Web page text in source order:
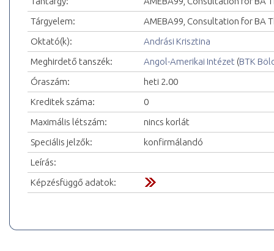
Tárgyelem:
AMEBA99, Consultation for BA
Oktató(k):
Andrási Krisztina
Meghirdető tanszék:
Angol-Amerikai Intézet (BTK
Óraszám:
heti 2.00
Kreditek száma:
0
Maximális létszám:
nincs korlát
Speciális jelzők:
konfirmálandó
Leírás:
Képzésfüggő adatok: